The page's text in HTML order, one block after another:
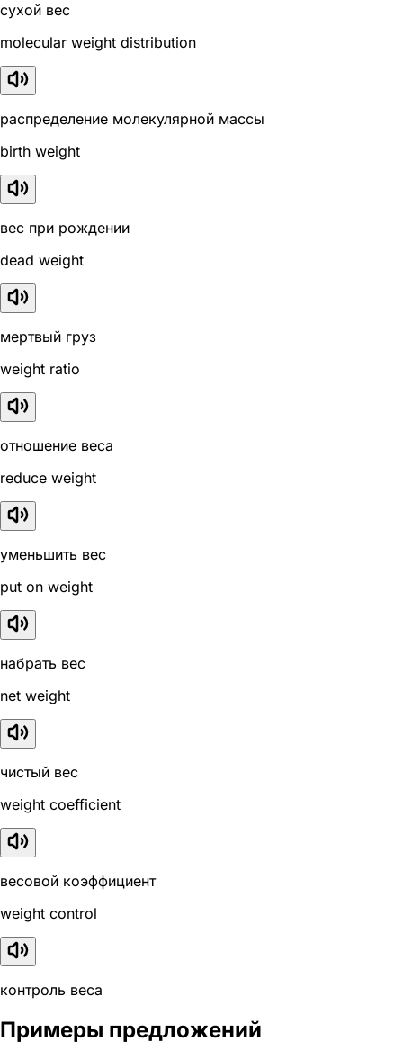
сухой вес
molecular weight distribution
распределение молекулярной массы
birth weight
вес при рождении
dead weight
мертвый груз
weight ratio
отношение веса
reduce weight
уменьшить вес
put on weight
набрать вес
net weight
чистый вес
weight coefficient
весовой коэффициент
weight control
контроль веса
Примеры предложений